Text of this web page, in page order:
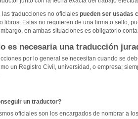
las traducciones no oficiales pueden ser usadas
libros. Estas no requieren de una firma o sello,
en ambas situaciones es obligatorio
es necesaria una traducción
por lo general se necesitan cuando se
un Registro Civil, universidad, o empresa;
un traductor?
oficiales son los encargados de nombrar a